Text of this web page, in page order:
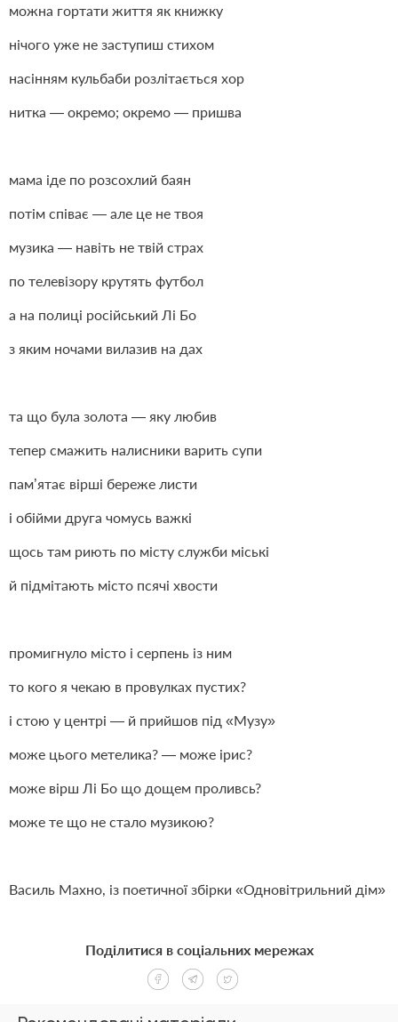
можна гортати життя як книжку
нічого уже не заступиш стихом
насінням кульбаби розлітається хор
нитка — окремо; окремо — пришва
мама іде по розсохлий баян
потім співає — але це не твоя
музика — навіть не твій страх
по телевізору крутять футбол
а на полиці російський Лі Бо
з яким ночами вилазив на дах
та що була золота — яку любив
тепер смажить налисники варить супи
пам’ятає вірші береже листи
і обійми друга чомусь важкі
щось там риють по місту служби міські
й підмітають місто псячі хвости
промигнуло місто і серпень із ним
то кого я чекаю в провулках пустих?
і стою у центрі — й прийшов під «Музу»
може цього метелика? — може ірис?
може вірш Лі Бо що дощем проливсь?
може те що не стало музикою?
Василь Махно, із поетичної збірки «Одновітрильний дім»
Поділитися в соціальних мережах